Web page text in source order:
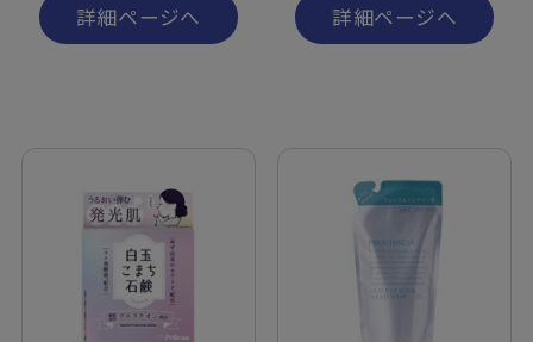
詳細ページへ 詳細ページへ